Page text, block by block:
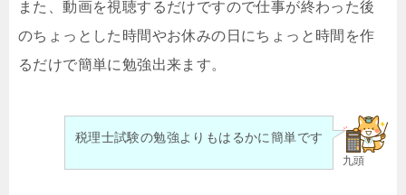
また、動画を視聴するだけですので仕事が終わった後
のちょっとした時間やお休みの日にちょっと時間を作
るだけで簡単に勉強出来ます。
九頭
税理士試験の勉強よりもはるかに簡単です